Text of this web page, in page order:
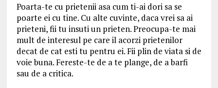
Poarta-te cu prietenii asa cum ti-ai dori sa se
poarte ei cu tine. Cu alte cuvinte, daca vrei sa ai
prieteni, fii tu insuti un prieten. Preocupa-te mai
mult de interesul pe care il acorzi prietenilor
decat de cat esti tu pentru ei. Fii plin de viata si de
voie buna. Fereste-te de a te plange, de a barfi
sau de a critica.